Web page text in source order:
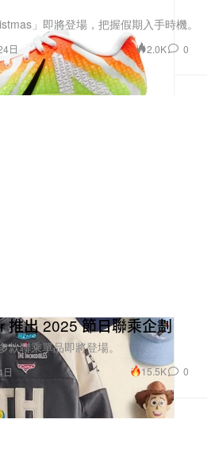
」即將登場，把握假期入手時機。
日 2.0K 0
推出 2025 節日聯乘企劃
聯乘單品即將登場。
15.5K 0